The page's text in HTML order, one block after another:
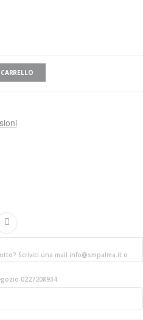
Scrivici una mail info@smpalma.it o
0227208934